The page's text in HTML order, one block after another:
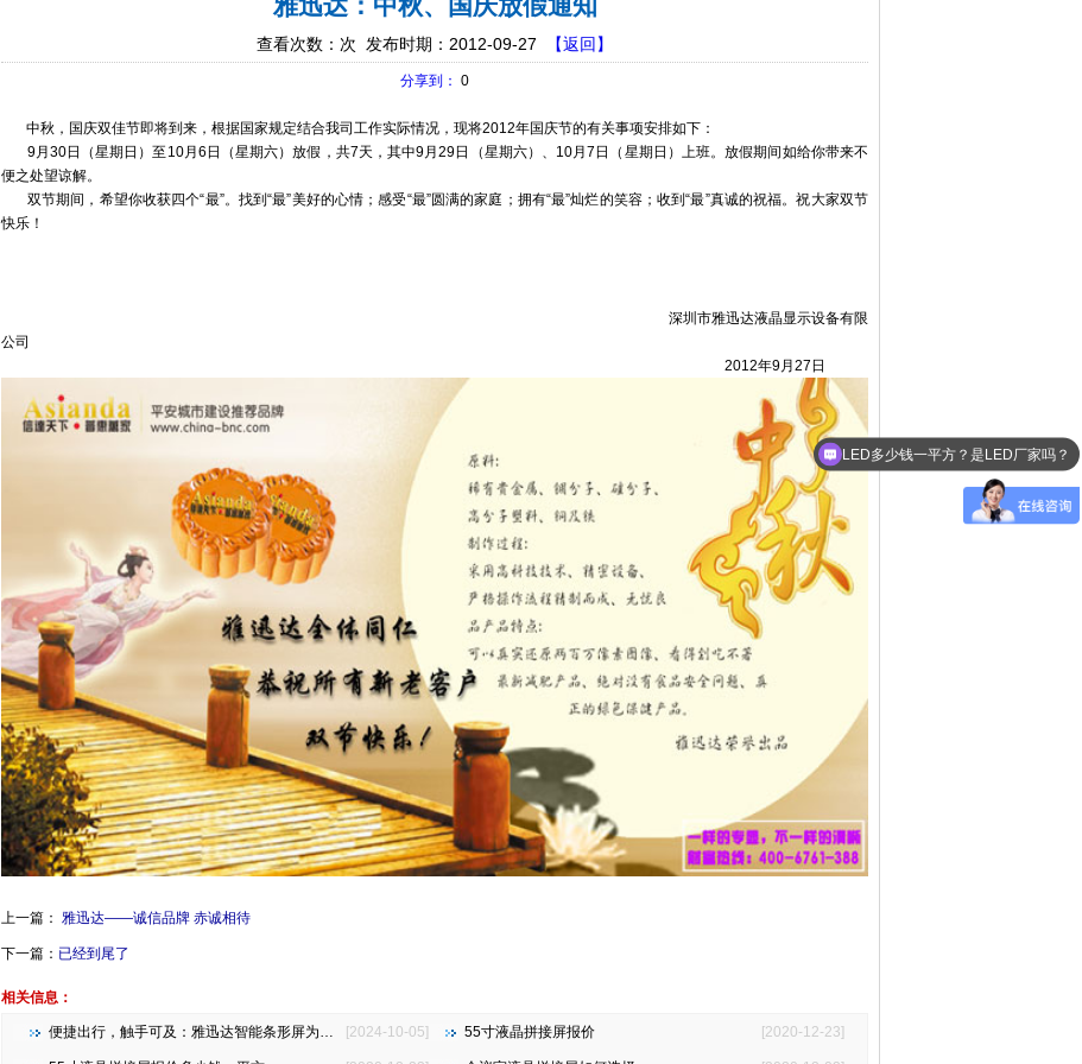
查看次数： 次 发布时期：2012-09-27 【返回】
分享到： 0
中秋，国庆双佳节即将到来，根据国家规定结合我司工作实际情况，现将2012年国庆节的有关事项安排如下：
9月30日（星期日）至10月6日（星期六）放假，共7天，其中9月29日（星期六）、10月7日（星期日）上班。放假期间如给你带来不
便之处望谅解。
双节期间，希望你收获四个“最”。找到“最”美好的心情；感受“最”圆满的家庭；拥有“最”灿烂的笑容；收到“最”真诚的祝福。祝大家双节
快乐！
深圳市雅迅达液晶显示设备有限
公司
2012年9月27日
上一篇： 雅迅达——诚信品牌 赤诚相待
下一篇： 已经到尾了
相关信息：
[2024-10-05]
便捷出行，触手可及：雅迅达智能条形屏为地铁公交注入新活力 [2020-12-23]
55寸液晶拼接屏报价
LED多少钱一平方？是LED厂家吗？